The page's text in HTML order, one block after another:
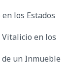
los Estados
en los
de un Inmueble